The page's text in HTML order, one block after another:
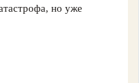
но уже